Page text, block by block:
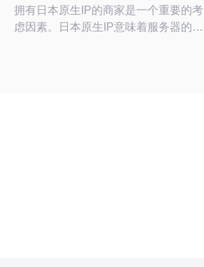
拥有日本原生IP的商家是一个重要的考
虑因素。日本原生IP意味着服务器的IP